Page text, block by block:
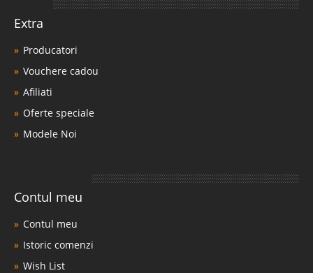
Extra
Producatori
Vouchere cadou
Afiliati
Oferte speciale
Modele Noi
Contul meu
Contul meu
Istoric comenzi
Wish List